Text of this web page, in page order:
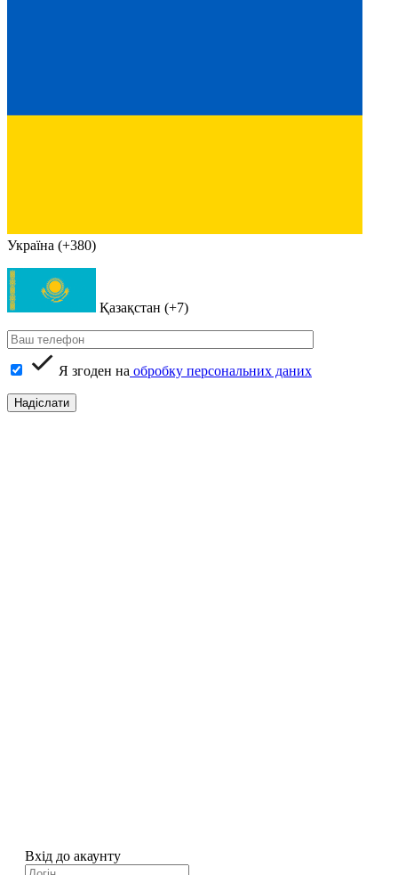
Україна (+380)
Қазақстан (+7)
Я згоден на обробку персональних даних
Вхід до акаунту